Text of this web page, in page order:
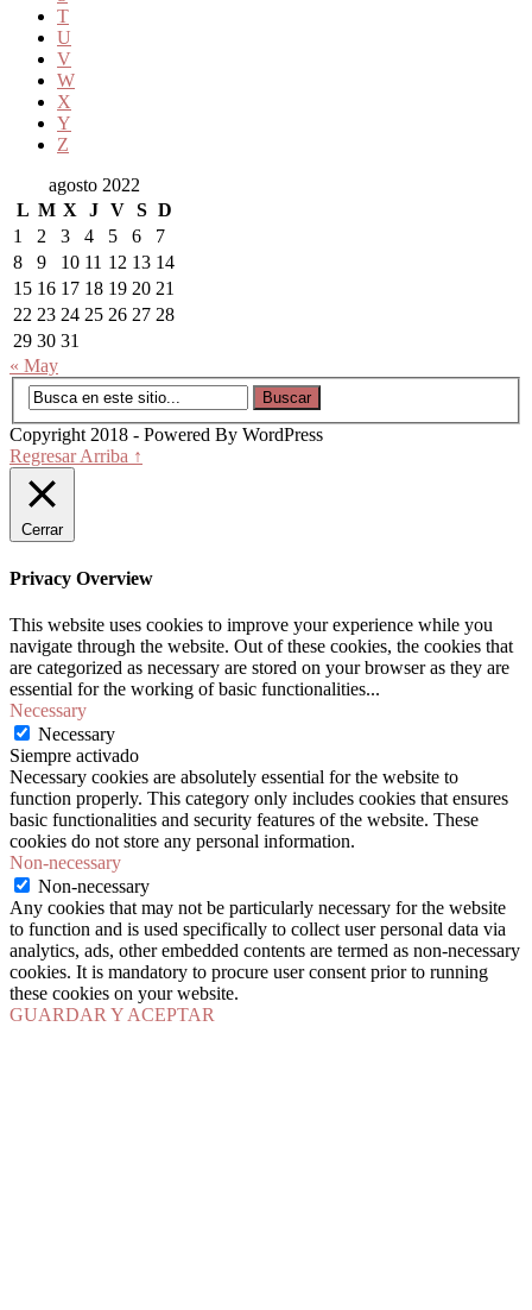
T
U
V
W
X
Y
Z
agosto 2022
L M X J V S D
1
2 3 4 5 6
7
8
9 10 11 12 13 14
15 16 17 18 19 20 21
22 23 24 25 26 27 28
29 30 31
« May
Copyright 2018 - Powered By WordPress
Regresar Arriba ↑
Cerrar
Privacy Overview
This website uses cookies to improve your experience while you
navigate through the website. Out of these cookies, the cookies that
are categorized as necessary are stored on your browser as they are
essential for the working of basic functionalities...
Necessary
Necessary
Siempre activado
Necessary cookies are absolutely essential for the website to
function properly. This category only includes cookies that ensures
basic functionalities and security features of the website. These
cookies do not store any personal information.
Non-necessary
Non-necessary
Any cookies that may not be particularly necessary for the website
to function and is used specifically to collect user personal data via
analytics, ads, other embedded contents are termed as non-necessary
cookies. It is mandatory to procure user consent prior to running
these cookies on your website.
GUARDAR Y ACEPTAR